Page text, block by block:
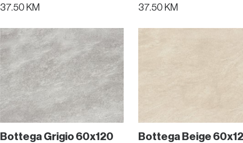
37.50 KM 37.50 KM
Bottega Grigio 60x120 Bottega Beige